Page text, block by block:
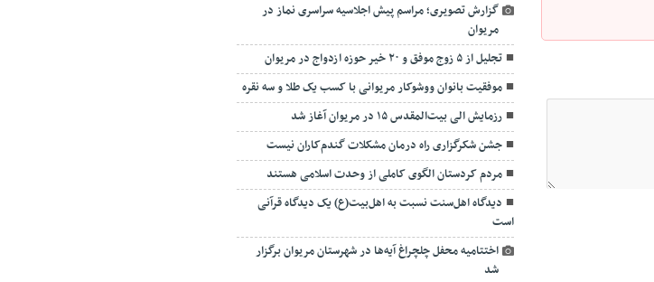
گزارش تصویری؛ مراسم پیش اجلاسیه سراسری نماز در
مریوان
تجلیل از ۵ زوج موفق و ۲۰ خیر حوزه ازدواج در مریوان
موفقیت بانوان ووشوکار مریوانی با کسب یک طلا و سه نقره
رزمایش الی بیت‌المقدس ۱۵ در مریوان آغاز شد
جشن شکرگزاری راه درمان مشکلات گندم‌کاران نیست
مردم کردستان الگوی کاملی از وحدت اسلامی هستند
دیدگاه اهل‌سنت نسبت به اهل‌بیت(ع) یک دیدگاه قرآنی
است
اختتامیه محفل چلچراغ آیه‌ها در شهرستان مریوان برگزار
شد